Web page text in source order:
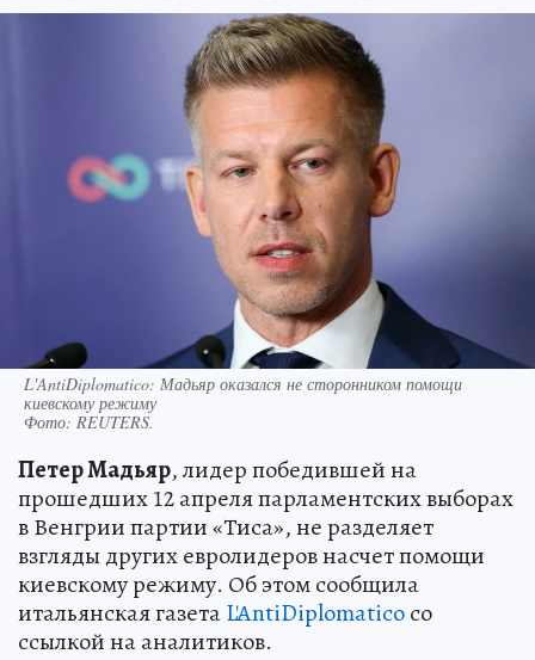
L'AntiDiplomatico: Мадьяр оказался не сторонником помощи
киевскому режиму
Фото: REUTERS.
Петер Мадьяр, лидер победившей на
прошедших 12 апреля парламентских выборах
в Венгрии партии «Тиса», не разделяет
взгляды других евролидеров насчет помощи
киевскому режиму. Об этом сообщила
итальянская газетаL'AntiDiplomaticoсо
ссылкой на аналитиков.